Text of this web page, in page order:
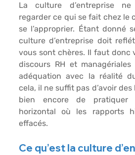
La culture d’entreprise
regarder ce qui se fait chez le
se l’approprier. Étant donné
culture d’entreprise doit
vous sont chères. Il faut donc
discours RH et
adéquation avec la réalité
cela, il ne suffit pas d’avoir
bien encore de pratiquer
horizontal où les rapports
effacés.
Ce qu’est la culture